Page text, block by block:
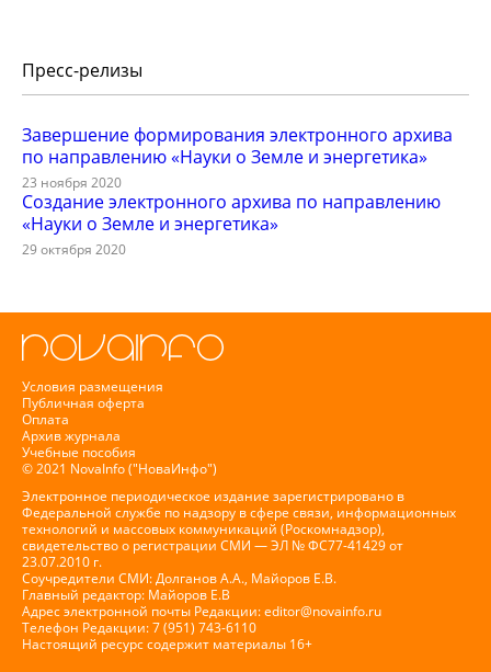
Пресс-релизы
Завершение формирования электронного архива
по направлению «Науки о Земле и энергетика»
23 ноября 2020
Создание электронного архива по направлению
«Науки о Земле и энергетика»
29 октября 2020
Условия размещения
Публичная оферта
Оплата
Архив журнала
Учебные пособия
© 2021 NovaInfo ("НоваИнфо")
Электронное периодическое издание зарегистрировано в
Федеральной службе по надзору в сфере связи, информационных
технологий и массовых коммуникаций (Роскомнадзор),
свидетельство о регистрации СМИ — ЭЛ № ФС77-41429 от
23.07.2010 г.
Соучредители СМИ: Долганов А.А., Майоров Е.В.
Главный редактор: Майоров Е.В
Адрес электронной почты Редакции:editor@novainfo.ru
Телефон Редакции: 7 (951) 743-6110
Настоящий ресурс содержит материалы 16+